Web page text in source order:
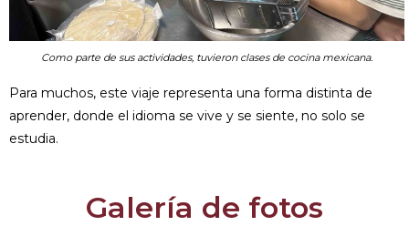
Como parte de sus actividades, tuvieron clases de cocina mexicana.
Para muchos, este viaje representa una forma distinta de
aprender, donde el idioma se vive y se siente, no solo se
estudia.
Galería de fotos